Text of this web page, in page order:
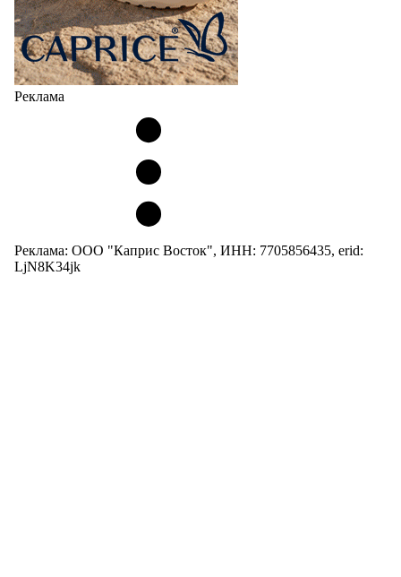
Реклама
Реклама: ООО "Каприс Восток", ИНН: 7705856435, erid:
LjN8K34jk